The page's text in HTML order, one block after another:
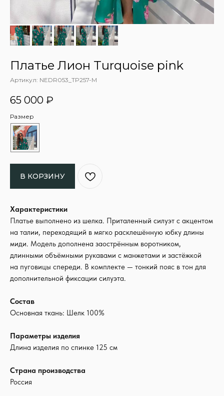
Платье Лион Turquoise pink
Артикул: NEDR053_TP257-M
65 000 ₽
Размер
В КОРЗИНУ
Характеристики
Платье выполнено из шелка. Приталенный силуэт с акцентом
на талии, переходящий в мягко расклешённую юбку длины
миди. Модель дополнена заострённым воротником,
длинными объёмными рукавами с манжетами и застёжкой
на пуговицы спереди. В комплекте — тонкий пояс в тон для
дополнительной фиксации силуэта.
Состав
Основная ткань: Шелк 100%
Параметры изделия
Длина изделия по спинке 125 см
Страна производства
Россия